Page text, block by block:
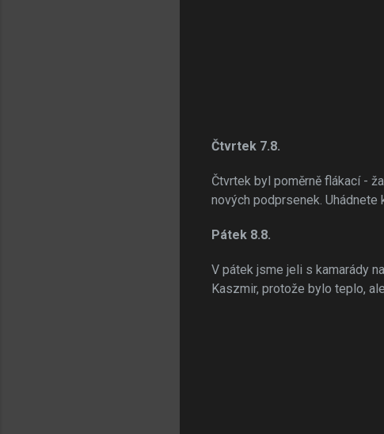
Čtvrtek 7.8.
Čtvrtek byl poměrně flákací -
nových podprsenek. Uhádnete
Pátek 8.8.
V pátek jsme jeli s kamarády
Kaszmir, protože bylo teplo,